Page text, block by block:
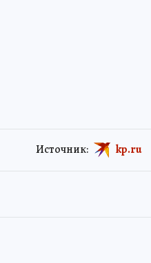
Источник: kp.ru